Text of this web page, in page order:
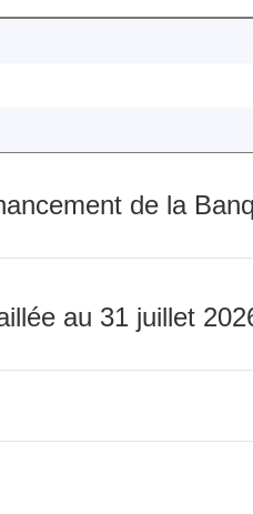
de la
au 31 juillet